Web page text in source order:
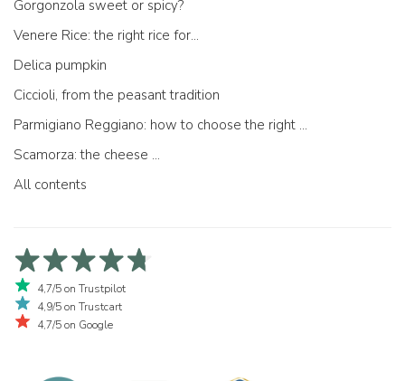
Gorgonzola sweet or spicy?
Venere Rice: the right rice for...
Delica pumpkin
Ciccioli, from the peasant tradition
Parmigiano Reggiano: how to choose the right one
Scamorza: the cheese ...
All contents
4,7/5 on Trustpilot
4,9/5 on Trustcart
4,7/5 on Google